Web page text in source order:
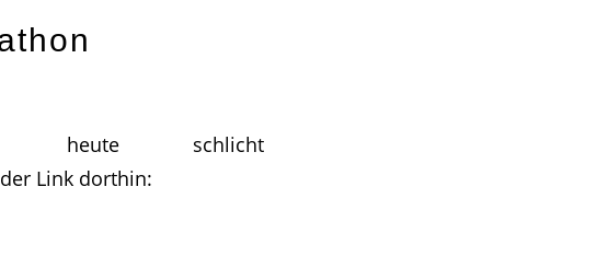
heute schlicht
Link dorthin: